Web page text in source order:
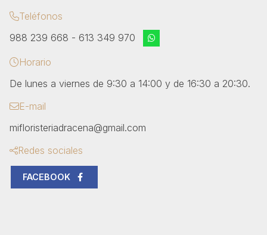
Teléfonos
988 239 668 - 613 349 970
Horario
De lunes a viernes de 9:30 a 14:00 y de 16:30 a 20:30.
E-mail
mifloristeriadracena@gmail.com
Redes sociales
FACEBOOK